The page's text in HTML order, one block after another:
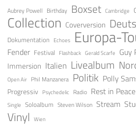
Aubrey Powell Birthday Boxset Cambridge
Collection Coverversion
Dokumentation Echoes Europa-
Fender Festival Flashback Gerald Scarfe Guy
Immersion Italien Livealbum
Open Air Phil Manzanera Politik Polly
Progressiv Psychedelic Radio Rest in Peace
Single Soloalbum Steven Wilson Stream
Vinyl Wien